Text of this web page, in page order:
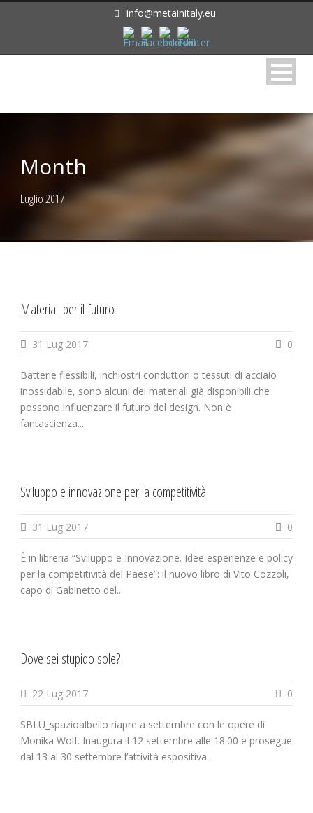
info@metainitaly.eu
Month
Luglio 2017
Materiali per il futuro
31 Lug 2017 0
Batterie flessibili, inchiostri conduttori o tessuti di acciaio
inossidabile, sono alcuni dei materiali già disponibili che
possono influenzare il futuro del design. Non è
fantascienza...
Sviluppo e innovazione per la competitività
31 Lug 2017 0
È in libreria “Sviluppo e Innovazione. Idee esperienze e policy
per la competitività del Paese”: il nuovo libro di Vito Cozzoli,
capo di Gabinetto del...
Dove sei stupido sole?
22 Lug 2017 0
SBLU_spazioalbello riapre a settembre con le opere di
Monika Wolf. Inaugura il 12 settembre alle 18.00 e prosegue
dal 13 al 30 settembre l’attività espositiva...